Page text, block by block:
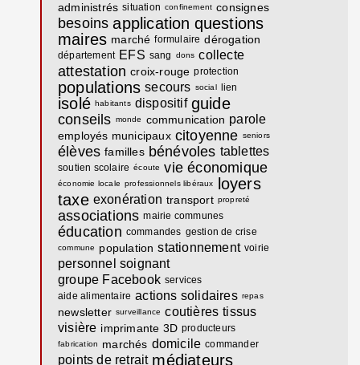
administrés situation confinement consignes
besoins application questions
maires marché formulaire dérogation
département EFS sang dons collecte
attestation croix-rouge protection
populations secours social lien
isolé habitants dispositif guide
conseils monde communication parole
employés municipaux citoyenne seniors
élèves familles bénévoles tablettes
soutien scolaire écoute vie économique
économie locale professionnels libéraux
loyers
taxe exonération transport propreté
associations mairie communes
éducation commandes gestion de crise
commune population stationnement voirie
personnel soignant
groupe Facebook services
aide alimentaire actions solidaires repas
newsletter surveillance coutières tissus
visière imprimante 3D producteurs
fabrication marchés domicile commander
points de retrait médiateurs